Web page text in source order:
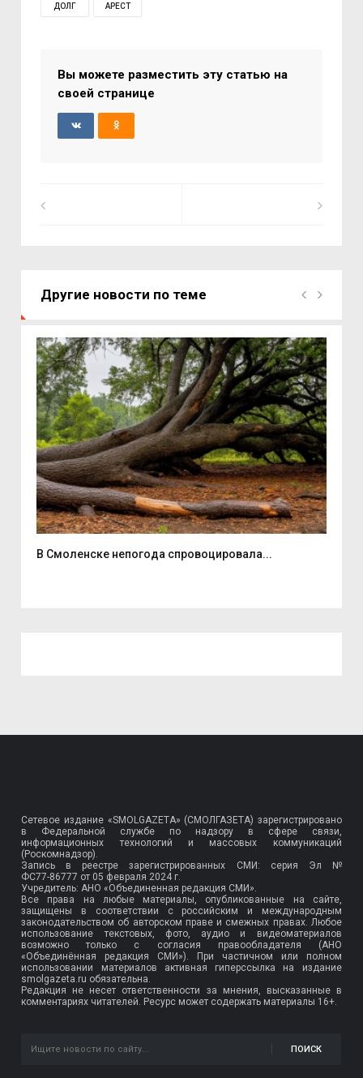
ДОЛГ АРЕСТ
Вы можете разместить эту статью на
своей странице
Другие новости по теме
В Смоленске непогода спровоцировала...
Сетевое издание «SMOLGAZETA» (СМОЛГАЗЕТА) зарегистрировано
в Федеральной службе по надзору в сфере связи,
информационных технологий и массовых коммуникаций
(Роскомнадзор).
Запись в реестре зарегистрированных СМИ: серия Эл №
ФС77-86777 от 05 февраля 2024 г.
Учредитель: АНО «Объединенная редакция СМИ».
Все права на любые материалы, опубликованные на сайте,
защищены в соответствии с российским и международным
законодательством об авторском праве и смежных правах. Любое
использование текстовых, фото, аудио и видеоматериалов
возможно только с согласия правообладателя (АНО
«Объединённая редакция СМИ»). При частичном или полном
использовании материалов активная гиперссылка на издание
smolgazeta.ru обязательна.
Редакция не несет ответственности за мнения, высказанные в
комментариях читателей. Ресурс может содержать материалы 16+.
ПОИСК